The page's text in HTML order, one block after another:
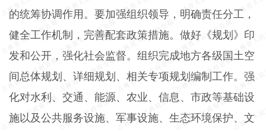
的统筹协调作用。要加强组织领导，明确责任分工，
健全工作机制，完善配套政策措施。做好《规划》印
发和公开，强化社会监督。组织完成地方各级国土空
间总体规划、详细规划、相关专项规划编制工作。强
化对水利、交通、能源、农业、信息、市政等基础设
施以及公共服务设施、军事设施、生态环境保护、文